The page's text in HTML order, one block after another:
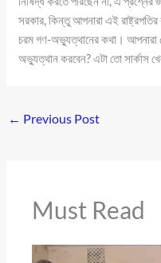
সরকার, কিন্তু আপনারা এই
চরম গণ-অভ্যুত্থানের কথা। আপনারা
অভ্যুত্থান করবেন? এটা তো সার্কাস
← Previous Post
Must Read